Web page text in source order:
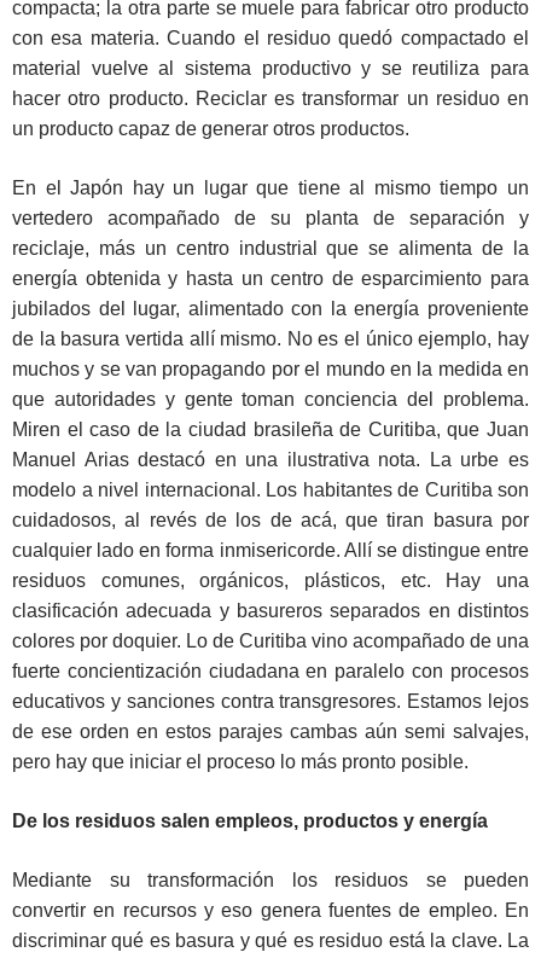
compacta; la otra parte se muele para fabricar otro producto
con esa materia. Cuando el residuo quedó compactado el
material vuelve al sistema productivo y se reutiliza para
hacer otro producto. Reciclar es transformar un residuo en
un producto capaz de generar otros productos.
En el Japón hay un lugar que tiene al mismo tiempo un
vertedero acompañado de su planta de separación y
reciclaje, más un centro industrial que se alimenta de la
energía obtenida y hasta un centro de esparcimiento para
jubilados del lugar, alimentado con la energía proveniente
de la basura vertida allí mismo. No es el único ejemplo, hay
muchos y se van propagando por el mundo en la medida en
que autoridades y gente toman conciencia del problema.
Miren el caso de la ciudad brasileña de Curitiba, que Juan
Manuel Arias destacó en una ilustrativa nota. La urbe es
modelo a nivel internacional. Los habitantes de Curitiba son
cuidadosos, al revés de los de acá, que tiran basura por
cualquier lado en forma inmisericorde. Allí se distingue entre
residuos comunes, orgánicos, plásticos, etc. Hay una
clasificación adecuada y basureros separados en distintos
colores por doquier. Lo de Curitiba vino acompañado de una
fuerte concientización ciudadana en paralelo con procesos
educativos y sanciones contra transgresores. Estamos lejos
de ese orden en estos parajes cambas aún semi salvajes,
pero hay que iniciar el proceso lo más pronto posible.
De los residuos salen empleos, productos y energía
Mediante su transformación los residuos se pueden
convertir en recursos y eso genera fuentes de empleo. En
discriminar qué es basura y qué es residuo está la clave. La